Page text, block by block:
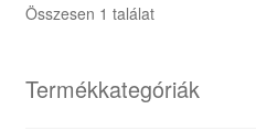
Összesen 1 találat
Termékkategóriák